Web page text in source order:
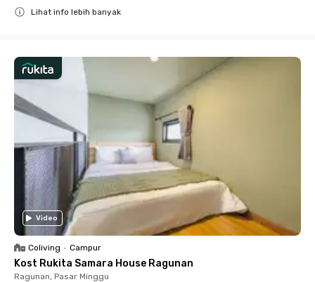
Lihat info lebih banyak
Video
Coliving • Campur
Kost Rukita Samara House Ragunan
Ragunan, Pasar Minggu